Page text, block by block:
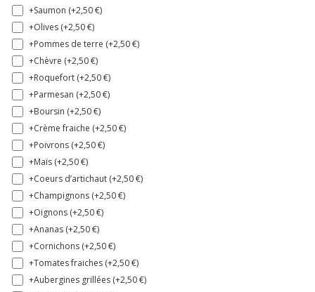
+Saumon (+2,50€)
+Olives (+2,50€)
+Pommes de terre (+2,50€)
+Chèvre (+2,50€)
+Roquefort (+2,50€)
+Parmesan (+2,50€)
+Boursin (+2,50€)
+Crème fraiche (+2,50€)
+Poivrons (+2,50€)
+Maïs (+2,50€)
+Coeurs d’artichaut (+2,50€)
+Champignons (+2,50€)
+Oignons (+2,50€)
+Ananas (+2,50€)
+Cornichons (+2,50€)
+Tomates fraiches (+2,50€)
+Aubergines grillées (+2,50€)